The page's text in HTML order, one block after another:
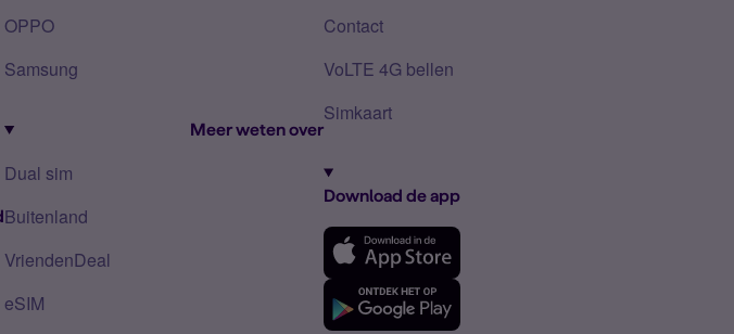
OPPO
Samsung
Meer weten over
Dual sim
Buitenland
VriendenDeal
eSIM
Contact
VoLTE 4G bellen
Simkaart
Download de app